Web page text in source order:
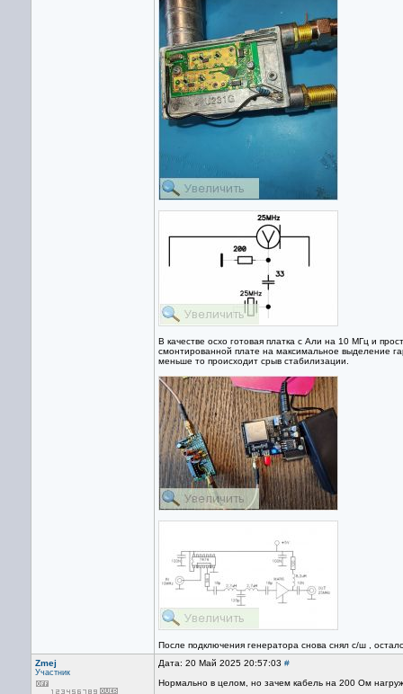
В качестве осхо готовая платка с Али на 10 МГц и
смонтированной плате на максимальное выделение
меньше то происходит срыв стабилизации.
После подключения генератора снова снял с/ш ,
Zmej
Участник
Дата: 20 Май 2025 20:57:03 #
Нормально в целом, но зачем кабель на 200 Ом